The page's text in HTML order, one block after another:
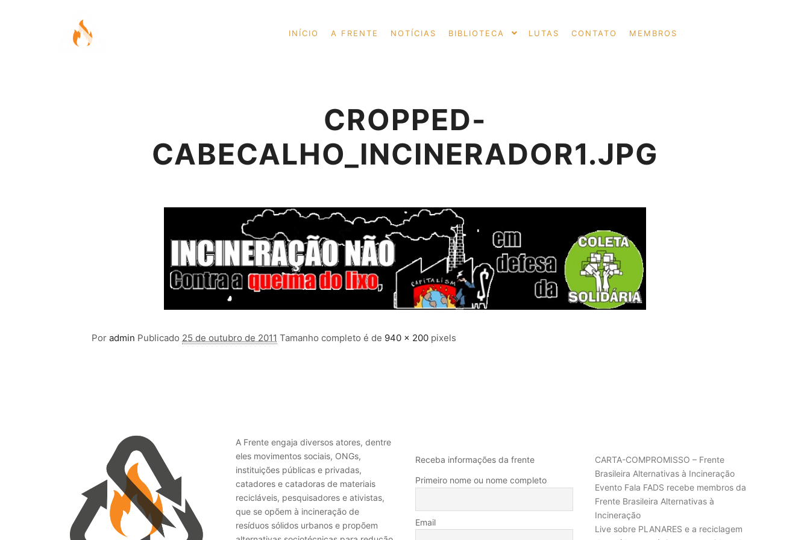
INÍCIO A FRENTE NOTÍCIAS BIBLIOTECA LUTAS CONTATO MEMBROS
CROPPED-
CABECALHO_INCINERADOR1.JPG
Por admin Publicado 25 de outubro de 2011 Tamanho completo é de 940 × 200 pixels
A Frente engaja diversos atores, dentre
eles movimentos sociais, ONGs,
instituições públicas e privadas,
catadores e catadoras de materiais
recicláveis, pesquisadores e ativistas,
que se opõem à incineração de
resíduos sólidos urbanos e propõem
Receba informações da frente
Primeiro nome ou nome completo
Email
CARTA-COMPROMISSO – Frente
Brasileira Alternativas à Incineração
Evento Fala FADS recebe membros da
Frente Brasileira Alternativas à
Incineração
Live sobre PLANARES e a reciclagem